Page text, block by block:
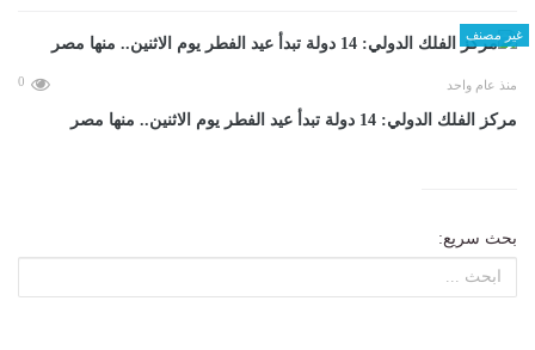
غير مصنف
منذ عام واحد 0
مركز الفلك الدولي: 14 دولة تبدأ عيد الفطر يوم الاثنين.. منها مصر
بحث سريع: